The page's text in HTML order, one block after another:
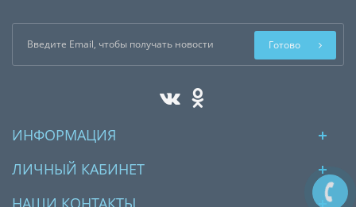
Готово
ИНФОРМАЦИЯ
ЛИЧНЫЙ КАБИНЕТ
НАШИ КОНТАКТЫ